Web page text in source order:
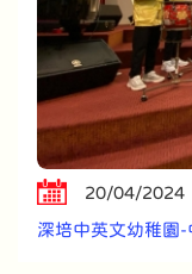
20/04/2024
深培中英文幼稚園